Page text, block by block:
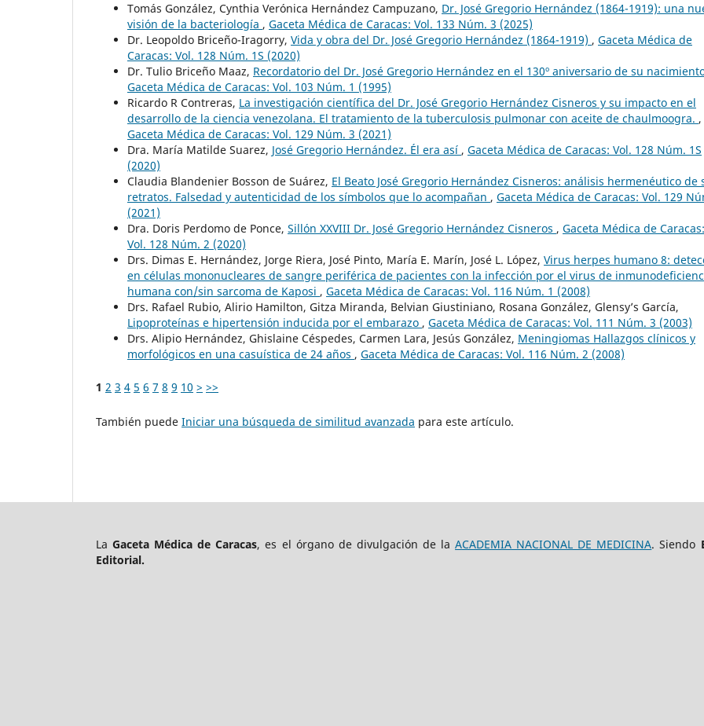
Tomás González, Cynthia Verónica Hernández Campuzano, Dr. José Gregorio Hernández (1864-1919): una
visión de la bacteriología , Gaceta Médica de Caracas: Vol. 133 Núm. 3 (2025)
Dr. Leopoldo Briceño-Iragorry, Vida y obra del Dr. José Gregorio Hernández (1864-1919) , Gaceta Médica de
Caracas: Vol. 128 Núm. 1S (2020)
Dr. Tulio Briceño Maaz, Recordatorio del Dr. José Gregorio Hernández en el 130º aniversario de su
Gaceta Médica de Caracas: Vol. 103 Núm. 1 (1995)
Ricardo R Contreras, La investigación científica del Dr. José Gregorio Hernández Cisneros y su impacto en el
desarrollo de la ciencia venezolana. El tratamiento de la tuberculosis pulmonar con aceite de chaulmoogra. ,
Gaceta Médica de Caracas: Vol. 129 Núm. 3 (2021)
Dra. María Matilde Suarez, José Gregorio Hernández. Él era así , Gaceta Médica de Caracas: Vol. 128 Núm. 1S
(2020)
Claudia Blandenier Bosson de Suárez, El Beato José Gregorio Hernández Cisneros: análisis hermenéutico de
retratos. Falsedad y autenticidad de los símbolos que lo acompañan , Gaceta Médica de Caracas: Vol. 129
(2021)
Dra. Doris Perdomo de Ponce, Sillón XXVIII Dr. José Gregorio Hernández Cisneros , Gaceta Médica de Caracas:
Vol. 128 Núm. 2 (2020)
Drs. Dimas E. Hernández, Jorge Riera, José Pinto, María E. Marín, José L. López, Virus herpes humano 8:
en células mononucleares de sangre periférica de pacientes con la infección por el virus de
humana con/sin sarcoma de Kaposi , Gaceta Médica de Caracas: Vol. 116 Núm. 1 (2008)
Drs. Rafael Rubio, Alirio Hamilton, Gitza Miranda, Belvian Giustiniano, Rosana González, Glensy’s García,
Lipoproteínas e hipertensión inducida por el embarazo , Gaceta Médica de Caracas: Vol. 111 Núm. 3 (2003)
Drs. Alipio Hernández, Ghislaine Céspedes, Carmen Lara, Jesús González, Meningiomas Hallazgos clínicos y
morfológicos en una casuística de 24 años , Gaceta Médica de Caracas: Vol. 116 Núm. 2 (2008)
1 2 3 4 5 6 7 8 9 10 > >>
También puede Iniciar una búsqueda de similitud avanzada para este artículo.
LaGaceta Médica de Caracas, es el órgano de divulgación de laACADEMIA NACIONAL DE MEDICINA. Siendo
Editorial.